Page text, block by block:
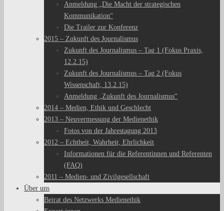
Anmeldung „Die Macht der strategischen
Kommunikation“
Die Trailer zur Konferenz
2015 – Zukunft des Journalismus
Zukunft des Journalismus – Tag 1 (Fokus Praxis,
12.2.15)
Zukunft des Journalismus – Tag 2 (Fokus
Wissenschaft, 13.2.15)
Anmeldung „Zukunft des Journalismus“
2014 – Medien, Ethik und Geschlecht
2013 – Neuvermessung der Medienethik
Fotos von der Jahrestagung 2013
2012 – Echtheit, Wahrheit, Ehrlichkeit
Informationen für die Referentinnen und Referenten
(FAQ)
2011 – Medien- und Zivilgesellschaft
Über uns
Beirat des Netzwerks Medienethik